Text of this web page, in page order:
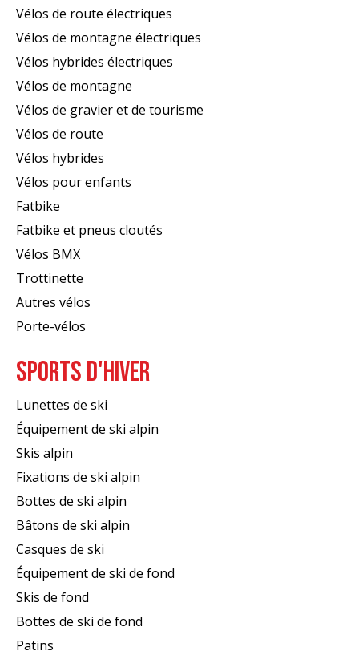
Vélos de route électriques
Vélos de montagne électriques
Vélos hybrides électriques
Vélos de montagne
Vélos de gravier et de tourisme
Vélos de route
Vélos hybrides
Vélos pour enfants
Fatbike
Fatbike et pneus cloutés
Vélos BMX
Trottinette
Autres vélos
Porte-vélos
SPORTS D'HIVER
Lunettes de ski
Équipement de ski alpin
Skis alpin
Fixations de ski alpin
Bottes de ski alpin
Bâtons de ski alpin
Casques de ski
Équipement de ski de fond
Skis de fond
Bottes de ski de fond
Patins